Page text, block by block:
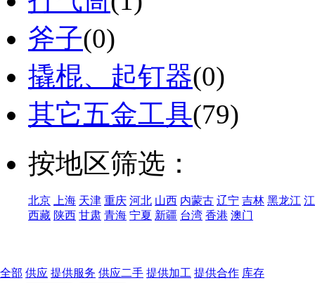
斧子(0)
撬棍、起钉器(0)
其它五金工具(79)
按地区筛选：
北京 上海 天津 重庆 河北 山西 内蒙古 辽宁 吉林 黑龙江
西藏 陕西 甘肃 青海 宁夏 新疆 台湾 香港 澳门
全部 供应 提供服务 供应二手 提供加工 提供合作 库存